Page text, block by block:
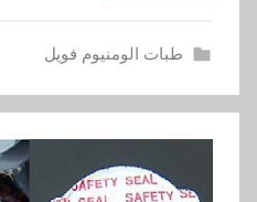
طبات الومنيوم فويل